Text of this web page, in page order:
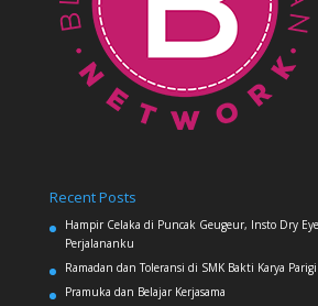
Recent Posts
Hampir Celaka di Puncak Geugeur, Insto Dry
Perjalananku
Ramadan dan Toleransi di SMK Bakti Karya Parigi
Pramuka dan Belajar Kerjasama